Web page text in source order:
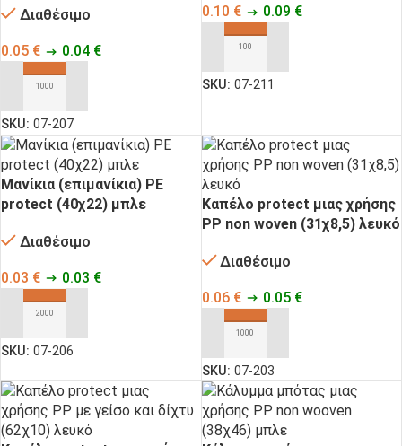
Διαθέσιμο
0.05 € 0.04 €
SKU: 07-207
0.10 € 0.09 €
SKU: 07-211
Μανίκια (επιμανίκια) ΡΕ
protect (40χ22) μπλε
Διαθέσιμο
0.03 € 0.03 €
ΠΡΟΣΘΉΚΗ ΣΤΟ ΚΑΛΆΘΙ
SKU: 07-206
Καπέλο protect μιας χρήσης
ΡΡ non woven (31χ8,5) λευκό
Διαθέσιμο
0.06 € 0.05 €
ΠΡΟΣΘΉΚΗ ΣΤΟ ΚΑΛΆΘΙ
SKU: 07-203